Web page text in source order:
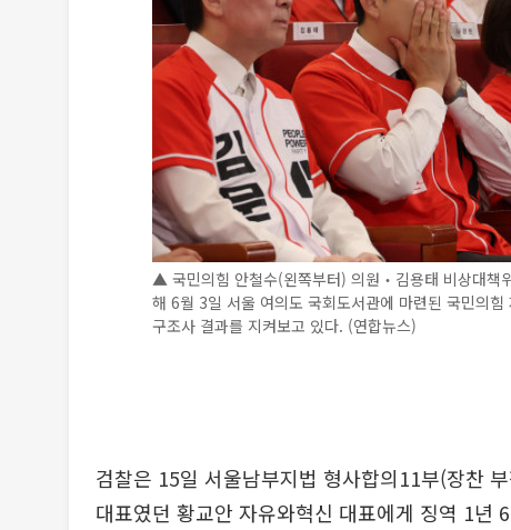
▲ 국민의힘 안철수(왼쪽부터) 의원‧김용태 비상대
해 6월 3일 서울 여의도 국회도서관에 마련된 국민의
구조사 결과를 지켜보고 있다. (연합뉴스)
검찰은 15일 서울남부지법 형사합의11부(장찬
대표였던 황교안 자유와혁신 대표에게 징역 1년